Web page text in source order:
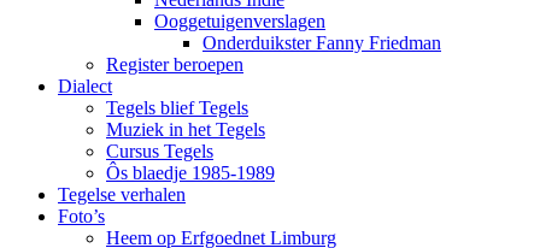
Ooggetuigenverslagen
Onderduikster Fanny Friedman
Register beroepen
Dialect
Tegels blief Tegels
Muziek in het Tegels
Cursus Tegels
Ôs blaedje 1985-1989
Tegelse verhalen
Foto’s
Heem op Erfgoednet Limburg